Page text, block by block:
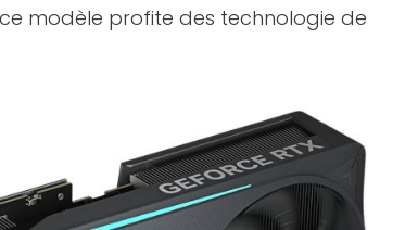
modèle profite des technologie de